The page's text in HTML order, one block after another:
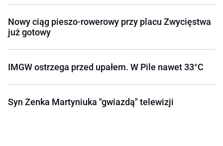
Nowy ciąg pieszo-rowerowy przy placu Zwycięstwa
już gotowy
IMGW ostrzega przed upałem. W Pile nawet 33°C
Syn Zenka Martyniuka "gwiazdą" telewizji